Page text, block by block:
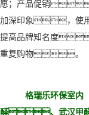
愿；产品促销
加深印象，使用
提高品牌知名度
重复购物。
格瑞乐环保室内
醛、武汉甲